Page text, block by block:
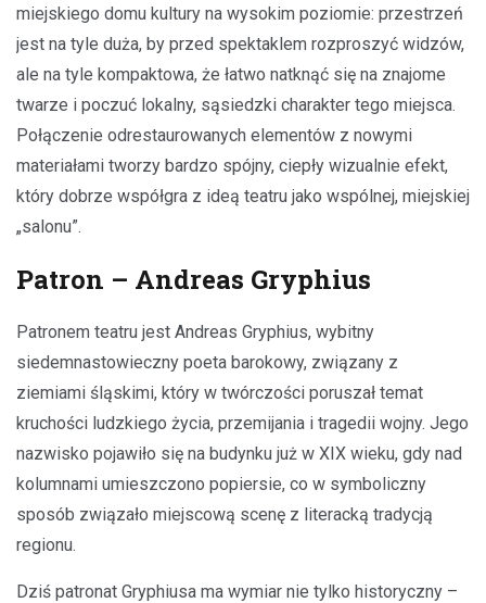
miejskiego domu kultury na wysokim poziomie: przestrzeń
jest na tyle duża, by przed spektaklem rozproszyć widzów,
ale na tyle kompaktowa, że łatwo natknąć się na znajome
twarze i poczuć lokalny, sąsiedzki charakter tego miejsca.
Połączenie odrestaurowanych elementów z nowymi
materiałami tworzy bardzo spójny, ciepły wizualnie efekt,
który dobrze współgra z ideą teatru jako wspólnej, miejskiej
„salonu”.
Patron – Andreas Gryphius
Patronem teatru jest Andreas Gryphius, wybitny
siedemnastowieczny poeta barokowy, związany z
ziemiami śląskimi, który w twórczości poruszał temat
kruchości ludzkiego życia, przemijania i tragedii wojny. Jego
nazwisko pojawiło się na budynku już w XIX wieku, gdy nad
kolumnami umieszczono popiersie, co w symboliczny
sposób związało miejscową scenę z literacką tradycją
regionu.
Dziś patronat Gryphiusa ma wymiar nie tylko historyczny –